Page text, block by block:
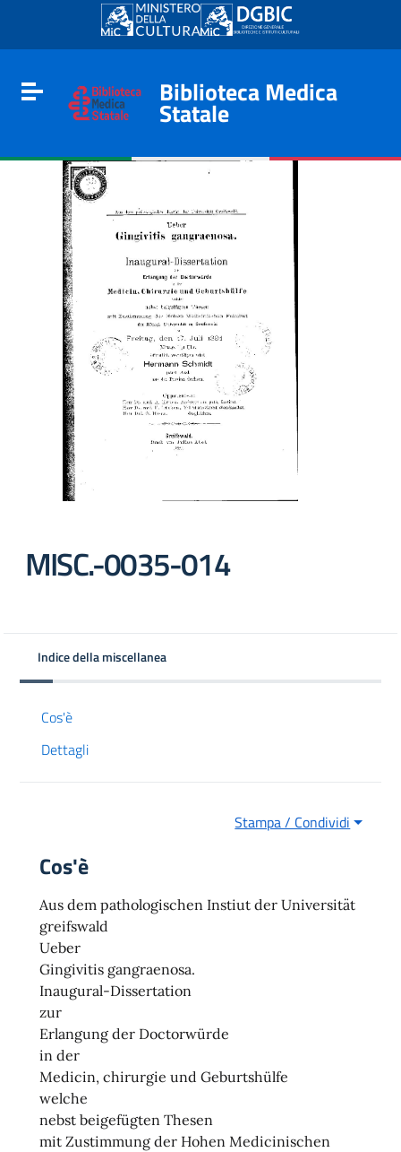
Go to content
Go to the navigation menu
Go to the footer
Toggle navigation
Biblioteca Medica
Statale
MISC.-0035-014
Indice della miscellanea
Cos'è
Dettagli
Stampa / Condividi
Cos'è
Aus dem pathologischen Instiut der Universität
greifswald
Ueber
Gingivitis gangraenosa.
Inaugural-Dissertation
zur
Erlangung der Doctorwürde
in der
Medicin, chirurgie und Geburtshülfe
welche
nebst beigefügten Thesen
mit Zustimmung der Hohen Medicinischen